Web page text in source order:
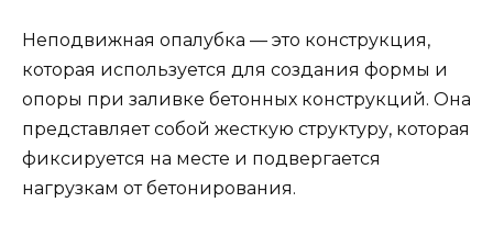
Неподвижная опалубка — это конструкция,
которая используется для создания формы и
опоры при заливке бетонных конструкций. Она
представляет собой жесткую структуру, которая
фиксируется на месте и подвергается
нагрузкам от бетонирования.